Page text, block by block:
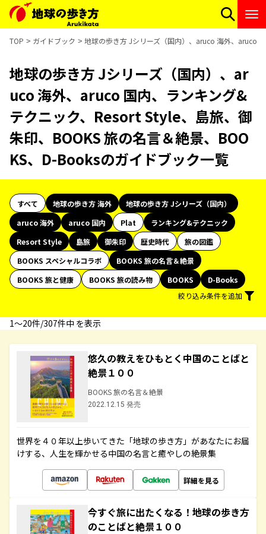
TOP ガイドブック 地球の歩き方 Jシリーズ（国内）、aruco 海外、aruco
地球の歩き方 Jシリーズ（国内）、ar
uco 海外、aruco 国内、ランキング&
テクニック、Resort Style、島旅、御
朱印、BOOKS 旅の名言＆絶景、BOO
KS、D-Booksのガイドブック一覧
すべて 地球の歩き方 海外
地球の歩き方 Jシリーズ（国内）
aruco 海外
aruco 国内 Plat
ランキング&テクニック
Resort Style
島旅 御朱印 歴史時代
旅の図鑑
BOOKS スペシャルコラボ
BOOKS 旅の名言＆絶景
BOOKS 旅と健康
BOOKS 旅の読み物 BOOKS
D-Books
絞り込み条件を追加
1〜20件/307件中 を表示
悠久の教えをひもとく中国のことばと
絶景１００
BOOKS 旅の名言＆絶景
2022.12.15 発売
世界を４０年以上歩いてきた「地球の歩き方」があなたにお届
けする、人生を輝かせる中国の名言と癒やしの絶景集
詳細を見る
今すぐ旅に出たくなる！地球の歩き方
のことばと絶景１００